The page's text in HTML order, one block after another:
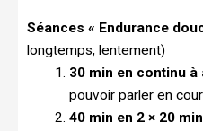
Séances « Endurance
longtemps, lentement)
30 min en continu
pouvoir parler en
40 min en 2 × 20